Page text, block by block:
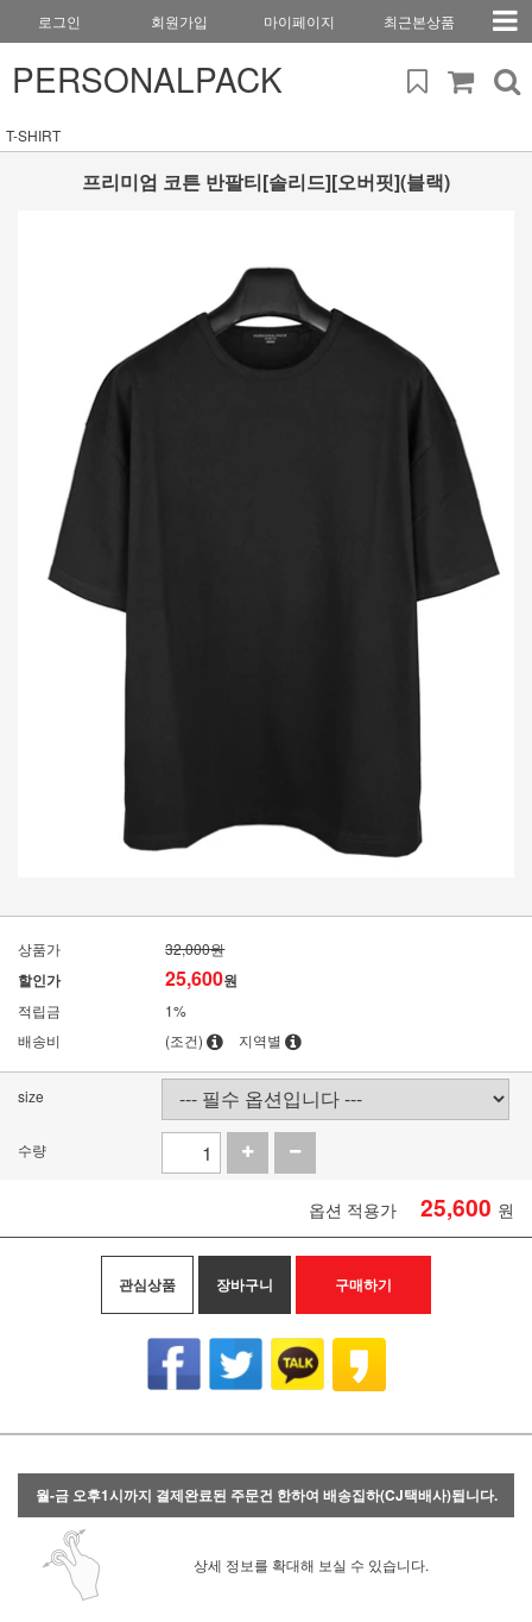
로그인 회원가입 마이페이지 최근본상품
PERSONALPACK
T-SHIRT
프리미엄 코튼 반팔티[솔리드][오버핏](블랙)
상품가 32,000원
할인가 25,600원
적립금
1%
배송비
(조건) 지역별
size
수량
옵션 적용가 25,600 원
관심상품 장바구니 구매하기
월-금 오후1시까지 결제완료된 주문건 한하여 배송집하(CJ택배사)됩니다.
상세 정보를 확대해 보실 수 있습니다.